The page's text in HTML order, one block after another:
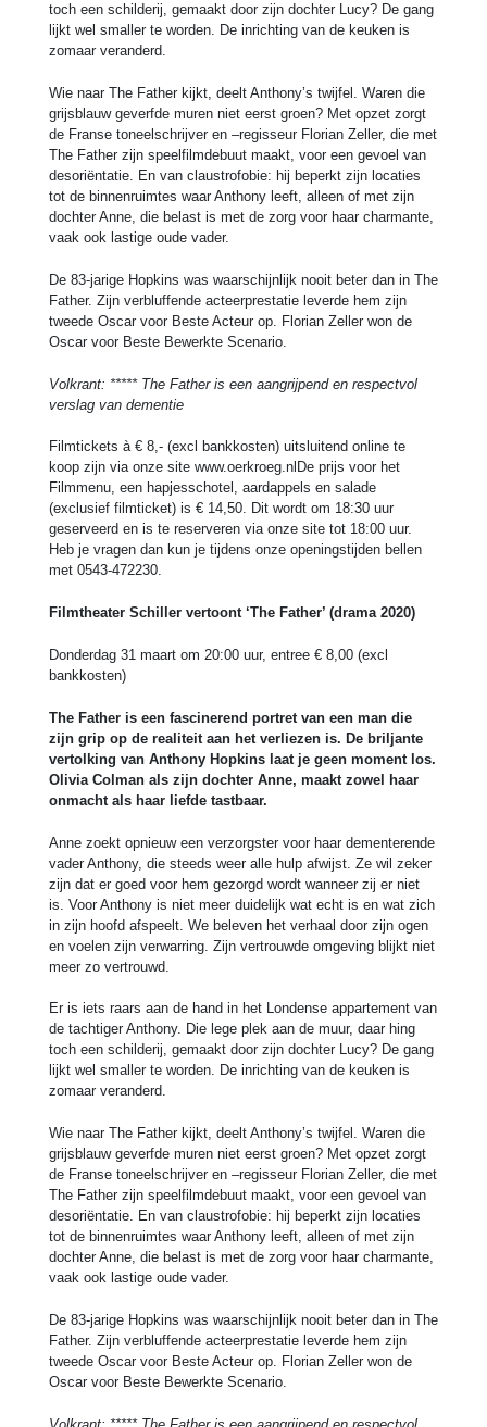
toch een schilderij, gemaakt door zijn dochter Lucy? De gang
lijkt wel smaller te worden. De inrichting van de keuken is
zomaar veranderd.
Wie naar The Father kijkt, deelt Anthony’s twijfel. Waren die
grijsblauw geverfde muren niet eerst groen? Met opzet zorgt
de Franse toneelschrijver en –regisseur Florian Zeller, die met
The Father zijn speelfilmdebuut maakt, voor een gevoel van
desoriëntatie. En van claustrofobie: hij beperkt zijn locaties
tot de binnenruimtes waar Anthony leeft, alleen of met zijn
dochter Anne, die belast is met de zorg voor haar charmante,
vaak ook lastige oude vader.
De 83-jarige Hopkins was waarschijnlijk nooit beter dan in The
Father. Zijn verbluffende acteerprestatie leverde hem zijn
tweede Oscar voor Beste Acteur op. Florian Zeller won de
Oscar voor Beste Bewerkte Scenario.
Volkrant: ***** The Father is een aangrijpend en respectvol
verslag van dementie
Filmtickets à € 8,- (excl bankkosten) uitsluitend online te
koop zijn via onze site www.oerkroeg.nlDe prijs voor het
Filmmenu, een hapjesschotel, aardappels en salade
(exclusief filmticket) is € 14,50. Dit wordt om 18:30 uur
geserveerd en is te reserveren via onze site tot 18:00 uur.
Heb je vragen dan kun je tijdens onze openingstijden bellen
met 0543-472230.
Filmtheater Schiller vertoont ‘The Father’ (drama 2020)
Donderdag 31 maart om 20:00 uur, entree € 8,00 (excl
bankkosten)
The Father is een fascinerend portret van een man die
zijn grip op de realiteit aan het verliezen is. De briljante
vertolking van Anthony Hopkins laat je geen moment los.
Olivia Colman als zijn dochter Anne, maakt zowel haar
onmacht als haar liefde tastbaar.
Anne zoekt opnieuw een verzorgster voor haar dementerende
vader Anthony, die steeds weer alle hulp afwijst. Ze wil zeker
zijn dat er goed voor hem gezorgd wordt wanneer zij er niet
is. Voor Anthony is niet meer duidelijk wat echt is en wat zich
in zijn hoofd afspeelt. We beleven het verhaal door zijn ogen
en voelen zijn verwarring. Zijn vertrouwde omgeving blijkt niet
meer zo vertrouwd.
Er is iets raars aan de hand in het Londense appartement van
de tachtiger Anthony. Die lege plek aan de muur, daar hing
toch een schilderij, gemaakt door zijn dochter Lucy? De gang
lijkt wel smaller te worden. De inrichting van de keuken is
zomaar veranderd.
Wie naar The Father kijkt, deelt Anthony’s twijfel. Waren die
grijsblauw geverfde muren niet eerst groen? Met opzet zorgt
de Franse toneelschrijver en –regisseur Florian Zeller, die met
The Father zijn speelfilmdebuut maakt, voor een gevoel van
desoriëntatie. En van claustrofobie: hij beperkt zijn locaties
tot de binnenruimtes waar Anthony leeft, alleen of met zijn
dochter Anne, die belast is met de zorg voor haar charmante,
vaak ook lastige oude vader.
De 83-jarige Hopkins was waarschijnlijk nooit beter dan in The
Father. Zijn verbluffende acteerprestatie leverde hem zijn
tweede Oscar voor Beste Acteur op. Florian Zeller won de
Oscar voor Beste Bewerkte Scenario.